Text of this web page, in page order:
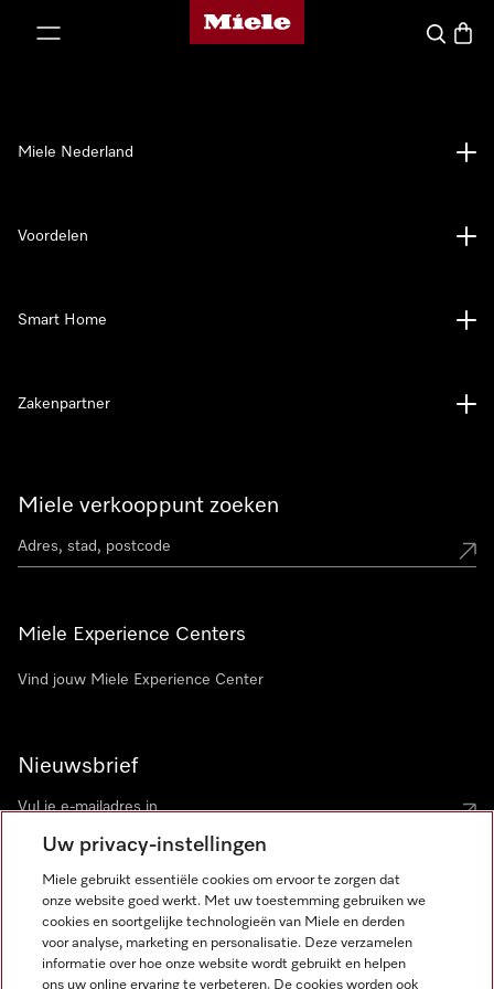
Homepage van Miele
Wat zoek
Miele verkooppunt zoeken
Miele Experience Centers
Vind jouw Miele Experience Center
Nieuwsbrief
Miele Nederland
Voordelen
Smart Home
Zakenpartner
Miele op Instagram
Miele op Facebook
Miele op Youtube
Uw privacy-instellingen
Miele gebruikt essentiële cookies om ervoor te zorgen dat
onze website goed werkt. Met uw toestemming gebruiken we
cookies en soortgelijke technologieën van Miele en derden
voor analyse, marketing en personalisatie. Deze verzamelen
informatie over hoe onze website wordt gebruikt en helpen
ons uw online ervaring te verbeteren. De cookies worden ook